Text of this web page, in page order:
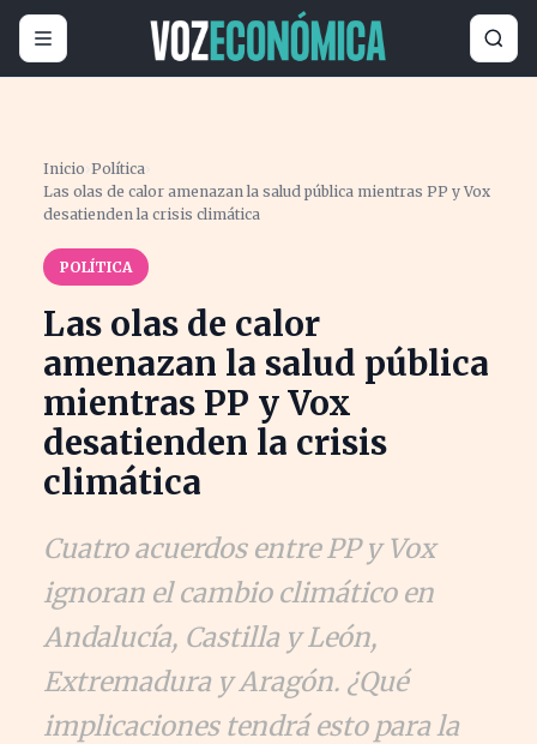
Inicio ›Política›
Las olas de calor amenazan la salud pública mientras PP y Vox
desatienden la crisis climática
POLÍTICA
Las olas de calor
amenazan la salud pública
mientras PP y Vox
desatienden la crisis
climática
Cuatro acuerdos entre PP y Vox
ignoran el cambio climático en
Andalucía, Castilla y León,
Extremadura y Aragón. ¿Qué
implicaciones tendrá esto para la